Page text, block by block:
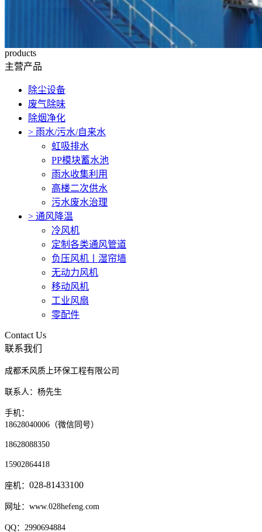
products
主营产品
除尘设备
废气除味
除烟净化
> 雨水/污水/自来水
虹吸排水
PP模块蓄水池
雨水收集利用
高楼二次供水
污水废水治理
> 通风降温
冷风机
定制各类通风管道
负压风机〡湿帘墙
无动力风机
移动风机
工业风扇
零配件
Contact Us
联系我们
成都禾风质上环保工程有限公司
联系人：杨先生
手机：
18628040006（微信同号）
18628088350
15902864418
座机： 028-81433100
网址：www.028hefeng.com
QQ：2990694884